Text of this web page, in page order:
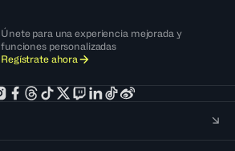
Únete para una experiencia mejorada y
funciones personalizadas
Regístrate ahora